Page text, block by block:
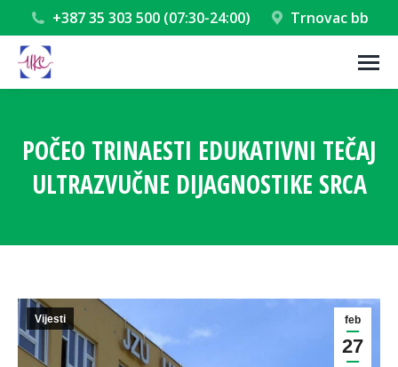
+387 35 303 500 (07:30-24:00) Trnovac bb
POČEO TRINAESTI EDUKATIVNI TEČAJ
ULTRAZVUČNE DIJAGNOSTIKE SRCA
feb
27
Vijesti